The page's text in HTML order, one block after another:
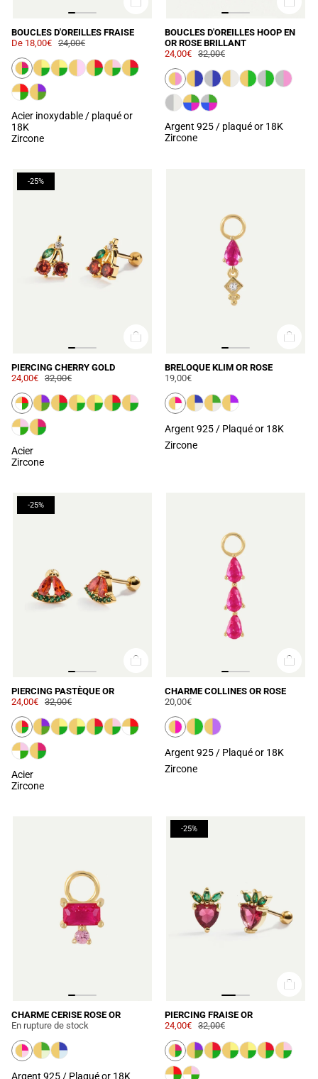
BOUCLES D'OREILLES FRAISE
De 18,00€ 24,00€
Acier inoxydable / plaqué or
18K
Zircone
BOUCLES D'OREILLES HOOP EN
OR ROSE BRILLANT
24,00€ 32,00€
Argent 925 / plaqué or 18K
Zircone
-25%
PIERCING CHERRY GOLD
24,00€ 32,00€
Acier
Zircone
BRELOQUE KLIM OR ROSE
19,00€
Argent 925 / Plaqué or 18K
Zircone
-25%
PIERCING PASTÈQUE OR
24,00€ 32,00€
Acier
Zircone
CHARME COLLINES OR ROSE
20,00€
Argent 925 / Plaqué or 18K
Zircone
CHARME CERISE ROSE OR
En rupture de stock
Argent 925 / Plaqué or 18K
-25%
PIERCING FRAISE OR
24,00€ 32,00€